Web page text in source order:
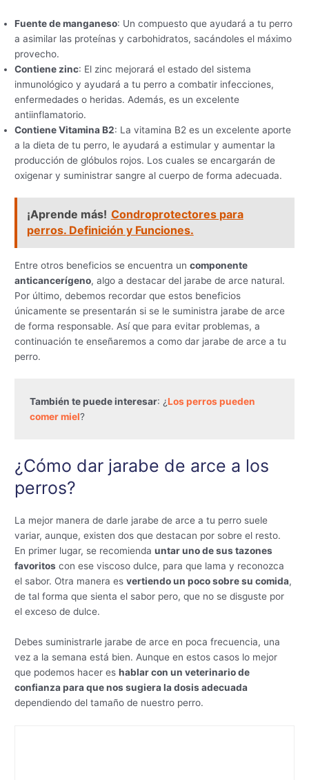
Fuente de manganeso: Un compuesto que ayudará a tu perro
a asimilar las proteínas y carbohidratos, sacándoles el máximo
provecho.
Contiene zinc: El zinc mejorará el estado del sistema
inmunológico y ayudará a tu perro a combatir infecciones,
enfermedades o heridas. Además, es un excelente
antiinflamatorio.
Contiene Vitamina B2: La vitamina B2 es un excelente aporte
a la dieta de tu perro, le ayudará a estimular y aumentar la
producción de glóbulos rojos. Los cuales se encargarán de
oxigenar y suministrar sangre al cuerpo de forma adecuada.
¡Aprende más! Condroprotectores para
perros. Definición y Funciones.
Entre otros beneficios se encuentra uncomponente
anticancerígeno, algo a destacar del jarabe de arce natural.
Por último, debemos recordar que estos beneficios
únicamente se presentarán si se le suministra jarabe de arce
de forma responsable. Así que para evitar problemas, a
continuación te enseñaremos a como dar jarabe de arce a tu
perro.
También te puede interesar: ¿Los perros pueden
comer miel?
¿Cómo dar jarabe de arce a los
perros?
La mejor manera de darle jarabe de arce a tu perro suele
variar, aunque, existen dos que destacan por sobre el resto.
En primer lugar, se recomiendauntar uno de sus tazones
favoritos con ese viscoso dulce, para que lama y reconozca
el sabor. Otra manera esvertiendo un poco sobre su comida,
de tal forma que sienta el sabor pero, que no se disguste por
el exceso de dulce.
Debes suministrarle jarabe de arce en poca frecuencia, una
vez a la semana está bien. Aunque en estos casos lo mejor
que podemos hacer eshablar con un veterinario de
confianza para que nos sugiera la dosis adecuada
dependiendo del tamaño de nuestro perro.